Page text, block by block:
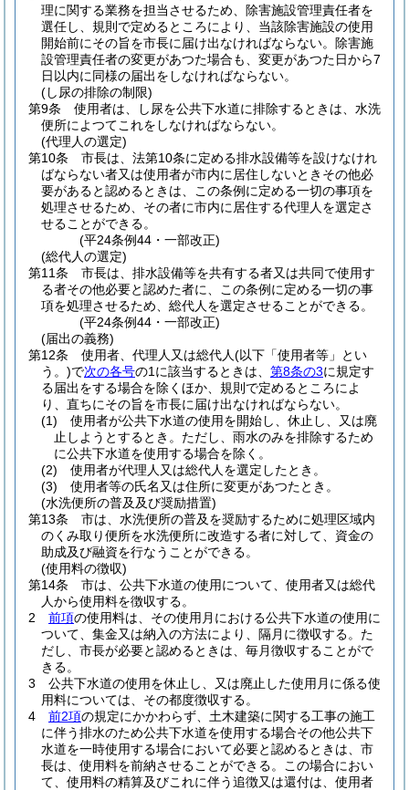
理に関する業務を担当させるため、除害施設管理責任者を
選任し、規則で定めるところにより、当該除害施設の使用
開始前にその旨を市長に届け出なければならない。 除害施
設管理責任者の変更があつた場合も、変更があつた日から7
日以内に同様の届出をしなければならない。
(し尿の排除の制限)
第9条
使用者は、し尿を公共下水道に排除するときは、水洗
便所によつてこれをしなければならない。
(代理人の選定)
第10条
市長は、法第10条に定める排水設備等を設けなけれ
ばならない者又は使用者が市内に居住しないときその他必
要があると認めるときは、この条例に定める一切の事項を
処理させるため、その者に市内に居住する代理人を選定さ
せることができる。
(平24条例44・一部改正)
(総代人の選定)
第11条
市長は、排水設備等を共有する者又は共同で使用す
る者その他必要と認めた者に、この条例に定める一切の事
項を処理させるため、総代人を選定させることができる。
(平24条例44・一部改正)
(届出の義務)
第12条
使用者、代理人又は総代人(以下「使用者等」とい
う。)で次の各号の1に該当するときは、 第8条の3に規定す
る届出をする場合を除くほか、規則で定めるところによ
り、直ちにその旨を市長に届け出なければならない。
(1)
使用者が公共下水道の使用を開始し、休止し、又は廃
止しようとするとき。 ただし、雨水のみを排除するため
に公共下水道を使用する場合を除く。
(2)
使用者が代理人又は総代人を選定したとき。
(3)
使用者等の氏名又は住所に変更があつたとき。
(水洗便所の普及及び奨励措置)
第13条
市は、水洗便所の普及を奨励するために処理区域内
のくみ取り便所を水洗便所に改造する者に対して、資金の
助成及び融資を行なうことができる。
(使用料の徴収)
第14条
市は、公共下水道の使用について、使用者又は総代
人から使用料を徴収する。
2
前項の使用料は、その使用月における公共下水道の使用に
ついて、集金又は納入の方法により、隔月に徴収する。 た
だし、市長が必要と認めるときは、毎月徴収することがで
きる。
3
公共下水道の使用を休止し、又は廃止した使用月に係る使
用料については、その都度徴収する。
4
前2項の規定にかかわらず、土木建築に関する工事の施工
に伴う排水のため公共下水道を使用する場合その他公共下
水道を一時使用する場合において必要と認めるときは、市
長は、使用料を前納させることができる。
この場合におい
て、使用料の精算及びこれに伴う追徴又は還付は、使用者